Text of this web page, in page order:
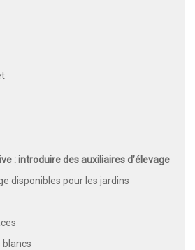
: introduire des auxiliaires d’élevage
disponibles pour les jardins
blancs